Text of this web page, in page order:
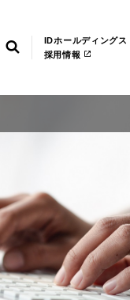
IDホールディングス
採用情報
検索
電子公告